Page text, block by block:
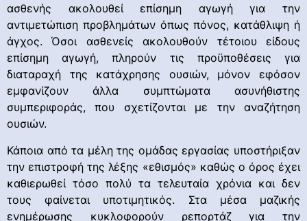
ασθενής ακολουθεί επίσημη αγωγή για την
αντιμετώπιση προβλημάτων όπως πόνος, κατάθλιψη ή
άγχος. Όσοι ασθενείς ακολουθούν τέτοιου είδους
επίσημη αγωγή, πληρούν τις προϋποθέσεις για
διαταραχή της κατάχρησης ουσιών, μόνον εφόσον
εμφανίζουν άλλα συμπτώματα ασυνήθιστης
συμπεριφοράς, που σχετίζονται με την αναζήτηση
ουσιών.
Κάποια από τα μέλη της ομάδας εργασίας υποστήριξαν
την επιστροφή της λέξης «εθισμός» καθώς ο όρος έχει
καθιερωθεί τόσο πολύ τα τελευταία χρόνια και δεν
τους φαίνεται υποτιμητικός. Στα μέσα μαζικής
ενημέρωσης κυκλοφορούν ρεπορτάζ για την